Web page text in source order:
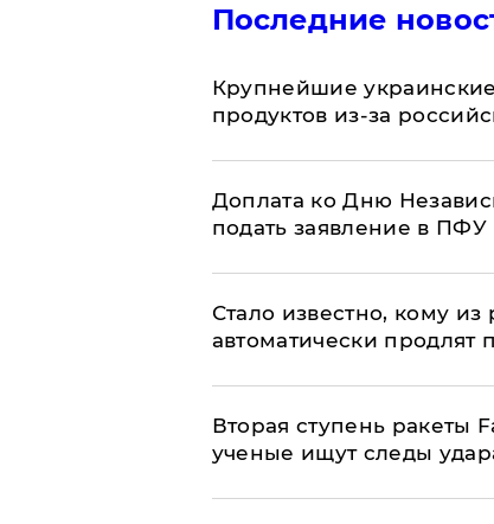
Последние
Крупнейшие
продуктов из-за
Доплата ко Дню
подать заявление в ПФУ
Стало известно, кому
автоматически
Вторая ступень ракеты
ученые ищут следы